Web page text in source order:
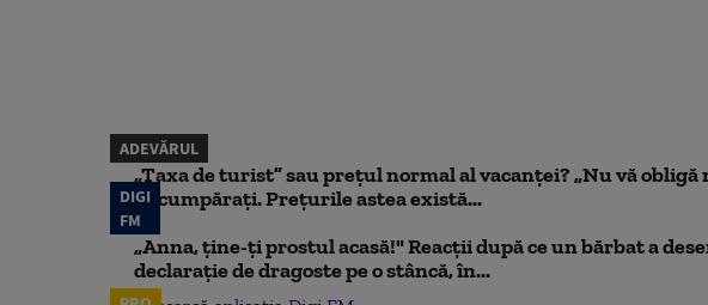
ADEVĂRUL
„Taxa de turist” sau prețul normal al vacanței? „Nu vă
să cumpărați. Prețurile astea există...
DIGI
FM
„Anna, ţine-ţi prostul acasă!" Reacţii după ce un bărbat a
declaraţie de dragoste pe o stâncă, în...